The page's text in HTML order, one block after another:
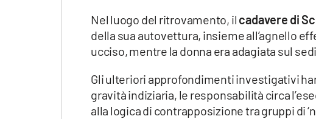
Nel luogo del ritrovamento, il cadavere di
della sua autovettura, insieme all’agnello
ucciso, mentre la donna era adagiata sul
Gli ulteriori approfondimenti investigativi
gravità indiziaria, le responsabilità circa
alla logica di contrapposizione tra gruppi di